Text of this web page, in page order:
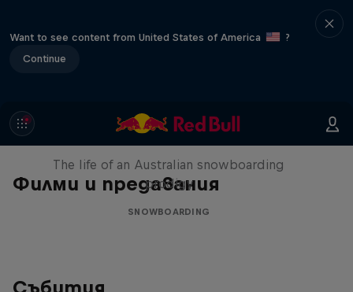
Want to see content from United States of America
?
Continue
Филми и предавания
Volare: Valentino Guseli
The life of an Australian snowboarding
prodigy
SNOWBOARDING
Събития